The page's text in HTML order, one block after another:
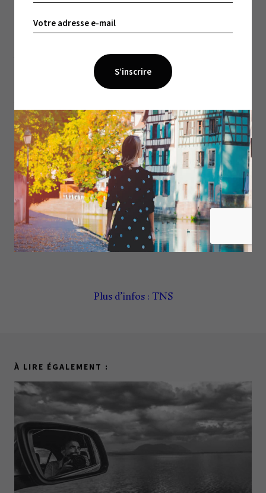
la dignité, défilent dans la rue avec un gilet jaune,
gouvernement ne leur cause jamais de problèmes de
digestion, un gouvernement ne leur broie jamais le dos,
un gouvernement ne les pousse jamais vers la mer. La
dominants, le plus souvent, la politique est une
question esthétique : une manière de se penser, une
manière de voir le monde, de construire sa personne.
Pour nous, c’était vivre ou mourir», écrit Édouard
Louis, qui avait tout vu avant tout le monde, dans ce
petit livre d’une beauté brutale.
Vivre, parfois, c’est mourir peu à peu dans le silence
du monde. Voilà ce que dit Qui a tué mon père et le
théâtre est le meilleur lieu du crime pour
l’entendre.
Plus d’infos : TNS
À LIRE ÉGALEMENT :